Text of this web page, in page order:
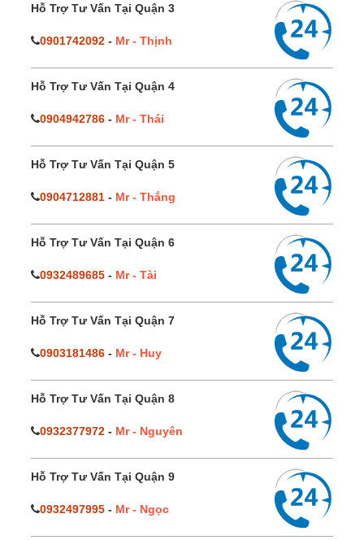
Hỗ Trợ Tư Vấn Tại Quận 3
0901742092 - Mr - Thịnh
Hỗ Trợ Tư Vấn Tại Quận 4
0904942786 - Mr - Thái
Hỗ Trợ Tư Vấn Tại Quận 5
0904712881 - Mr - Thắng
Hỗ Trợ Tư Vấn Tại Quận 6
0932489685 - Mr - Tài
Hỗ Trợ Tư Vấn Tại Quận 7
0903181486 - Mr - Huy
Hỗ Trợ Tư Vấn Tại Quận 8
0932377972 - Mr - Nguyên
Hỗ Trợ Tư Vấn Tại Quận 9
0932497995 - Mr - Ngọc